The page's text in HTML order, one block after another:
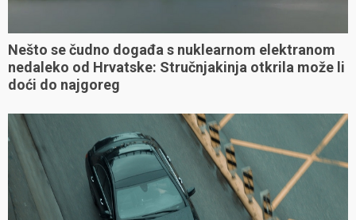
Nešto se čudno događa s nuklearnom elektranom
nedaleko od Hrvatske: Stručnjakinja otkrila može li
doći do najgoreg